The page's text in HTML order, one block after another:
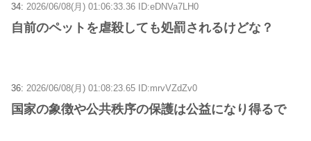
34: 2026/06/08(月) 01:06:33.36 ID:eDNVa7LH0
自前のペットを虐殺しても処罰されるけどな？
36: 2026/06/08(月) 01:08:23.65 ID:mrvVZdZv0
国家の象徴や公共秩序の保護は公益になり得るで